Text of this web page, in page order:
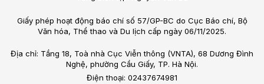
Giấy phép hoạt động báo chí số 57/GP-BC do Cục Báo chí, Bộ
Văn hóa, Thể thao và Du lịch cấp ngày 06/11/2025.
Địa chỉ: Tầng 18, Toà nhà Cục Viễn thông (VNTA), 68 Dương Đình
Nghệ, phường Cầu Giấy, TP. Hà Nội.
Điện thoại: 02437674981